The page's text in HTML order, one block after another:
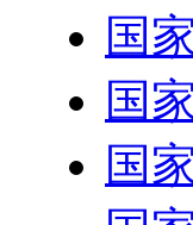
国
国
国